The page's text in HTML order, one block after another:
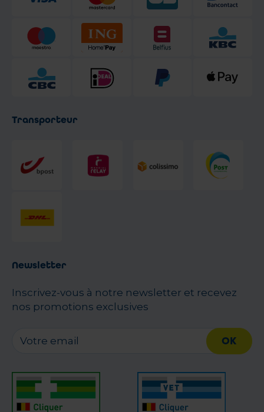
Transporteur
Newsletter
Inscrivez-vous à notre newsletter et recevez
nos promotions exclusives
OK